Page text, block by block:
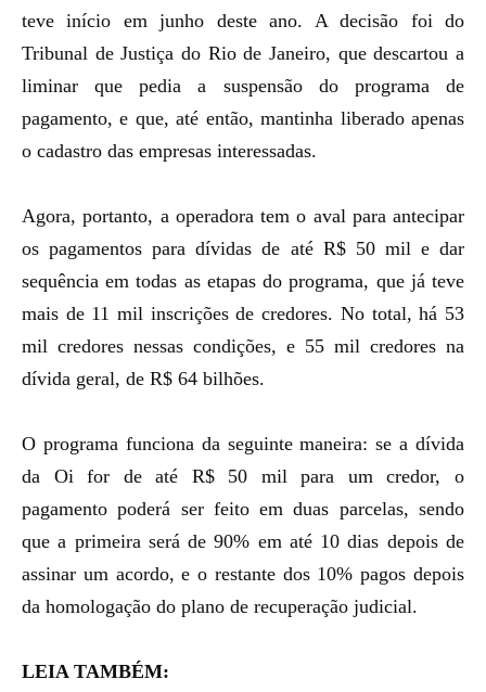
teve início em junho deste ano. A decisão foi do
Tribunal de Justiça do Rio de Janeiro, que descartou a
liminar que pedia a suspensão do programa de
pagamento, e que, até então, mantinha liberado apenas
o cadastro das empresas interessadas.
Agora, portanto, a operadora tem o aval para antecipar
os pagamentos para dívidas de até R$ 50 mil e dar
sequência em todas as etapas do programa, que já teve
mais de 11 mil inscrições de credores. No total, há 53
mil credores nessas condições, e 55 mil credores na
dívida geral, de R$ 64 bilhões.
O programa funciona da seguinte maneira: se a dívida
da Oi for de até R$ 50 mil para um credor, o
pagamento poderá ser feito em duas parcelas, sendo
que a primeira será de 90% em até 10 dias depois de
assinar um acordo, e o restante dos 10% pagos depois
da homologação do plano de recuperação judicial.
LEIA TAMBÉM: